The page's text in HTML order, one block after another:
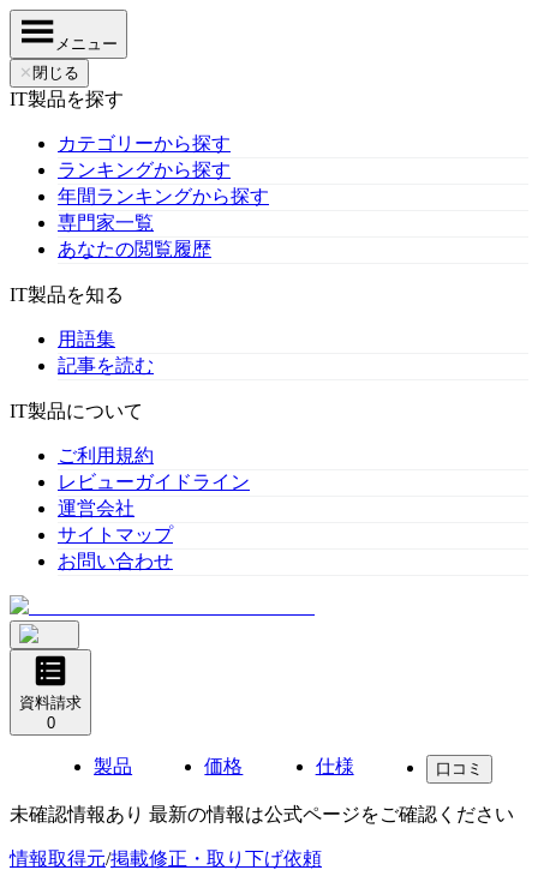
メニュー
✕ 閉じる
IT製品を探す
カテゴリーから探す
ランキングから探す
年間ランキングから探す
専門家一覧
あなたの閲覧履歴
IT製品を知る
用語集
記事を読む
IT製品について
ご利用規約
レビューガイドライン
運営会社
サイトマップ
お問い合わせ
資料請求
0
製品 価格 仕様 口コミ
未確認情報あり 最新の情報は公式ページをご確認ください
情報取得元/掲載修正・取り下げ依頼